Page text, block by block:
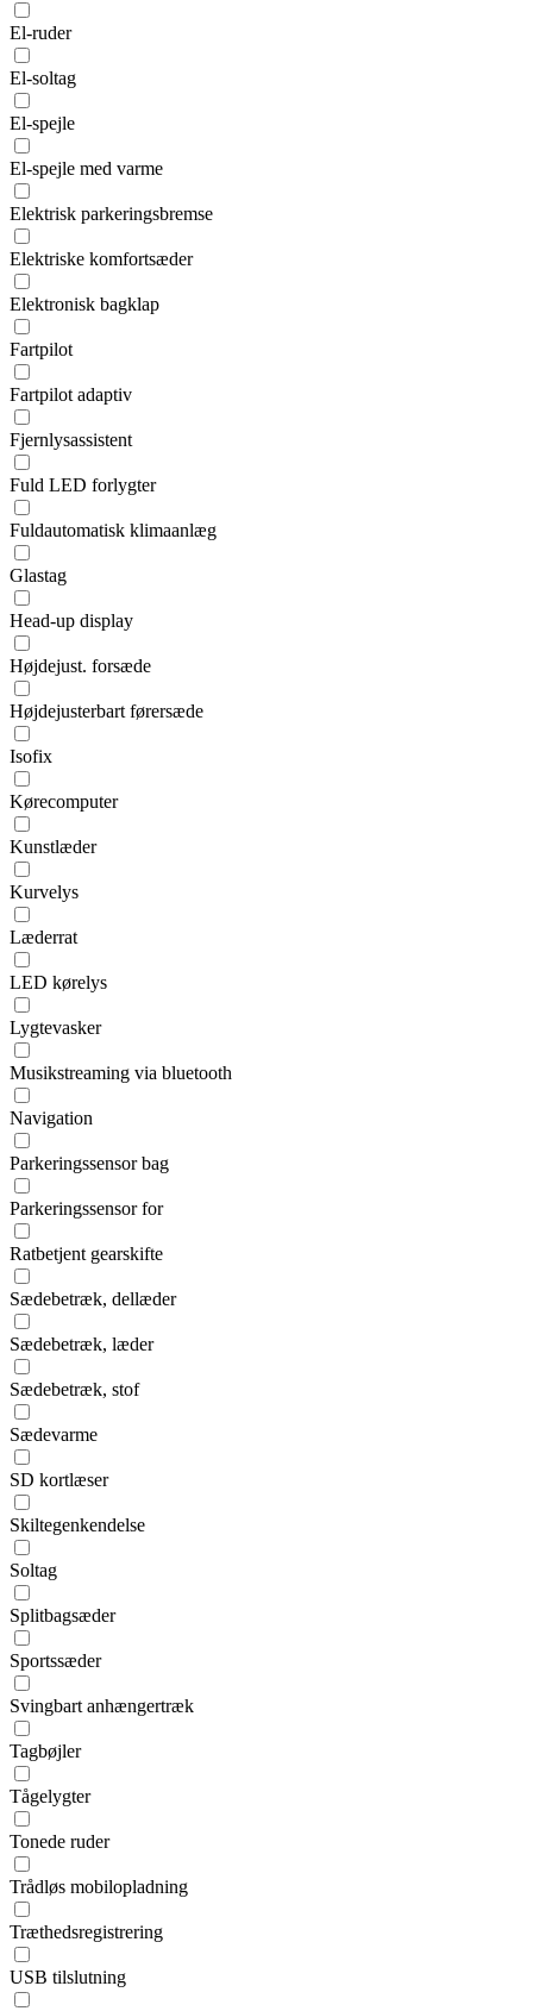
El-ruder
El-soltag
El-spejle
El-spejle med varme
Elektrisk parkeringsbremse
Elektriske komfortsæder
Elektronisk bagklap
Fartpilot
Fartpilot adaptiv
Fjernlysassistent
Fuld LED forlygter
Fuldautomatisk klimaanlæg
Glastag
Head-up display
Højdejust. forsæde
Højdejusterbart førersæde
Isofix
Kørecomputer
Kunstlæder
Kurvelys
Læderrat
LED kørelys
Lygtevasker
Musikstreaming via bluetooth
Navigation
Parkeringssensor bag
Parkeringssensor for
Ratbetjent gearskifte
Sædebetræk, dellæder
Sædebetræk, læder
Sædebetræk, stof
Sædevarme
SD kortlæser
Skiltegenkendelse
Soltag
Splitbagsæder
Sportssæder
Svingbart anhængertræk
Tagbøjler
Tågelygter
Tonede ruder
Trådløs mobilopladning
Træthedsregistrering
USB tilslutning